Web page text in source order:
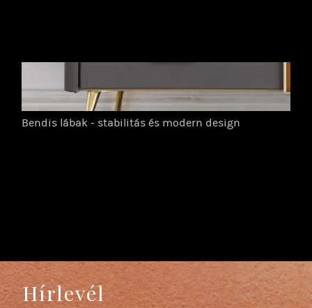
Bendis lábak - stabilitás és modern design
Hírlevél